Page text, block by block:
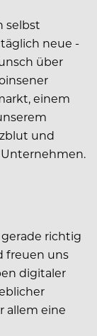
selbst
neue
über
einem
und
richtig
freuen uns
digitaler
allem eine